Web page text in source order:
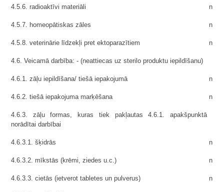
4.5.6. radioaktīvi materiāli n
4.5.7. homeopātiskas zāles n
4.5.8. veterinārie līdzekļi pret ektoparazītiem n
4.6. Veicamā darbība: - (neattiecas uz sterilo produktu iepildīšanu)
4.6.1. zāļu iepildīšana/ tiešā iepakojumā n
4.6.2. tiešā iepakojuma marķēšana n
4.6.3. zāļu formas, kuras tiek pakļautas 4.6.1. apakšpunktā
norādītai darbībai
4.6.3.1. šķidrās n
4.6.3.2. mīkstās (krēmi, ziedes u.c.) n
4.6.3.3. cietās (ietverot tabletes un pulverus) n